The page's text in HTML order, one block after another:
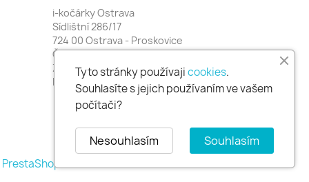
i-kočárky Ostrava
Sídlištní 286/17
724 00 Ostrava - Proskovice
Česko
Zavolejte nám:774 481 664
Napište nám:i-kocarky@seznam.cz
PrestaShop™
Tyto stránky používajicookies.
Souhlasíte s jejich používaním ve vašem
počítači?
Souhlasím
Nesouhlasím